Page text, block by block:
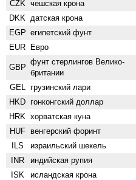
CZK чешская крона
DKK датская крона
EGP египетский фунт
EUR Евро
GBP
фунт стерлингов Велико­
британии
GEL грузинский лари
HKD гонконгский доллар
HRK хорватская куна
HUF венгерский форинт
ILS израильский шекель
INR индийская рупия
ISK исландская крона